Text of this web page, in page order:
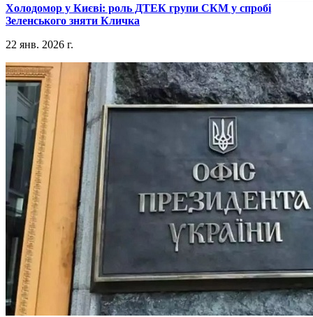
​Холодомор у Києві: роль ДТЕК групи СКМ у спробі
Зеленського зняти Кличка
22 янв. 2026 г.